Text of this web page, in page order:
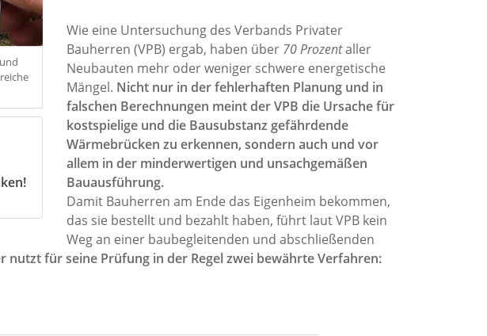
Wie eine Untersuchung des Verbands Privater
Bauherren (VPB) ergab, haben über 70 Prozentaller
Neubauten mehr oder weniger schwere energetische
Mängel. Nicht nur in der fehlerhaften Planung und in
falschen Berechnungen meint der VPB die Ursache für
kostspielige und die Bausubstanz gefährdende
Wärmebrücken zu erkennen, sondern auch und vor
allem in der minderwertigen und unsachgemäßen
Bauausführung.
Damit Bauherren am Ende das Eigenheim bekommen,
das sie bestellt und bezahlt haben, führt laut VPB kein
Weg an einer baubegleitenden und abschließenden
nutzt für seine Prüfung in der Regel zwei bewährte Verfahren: